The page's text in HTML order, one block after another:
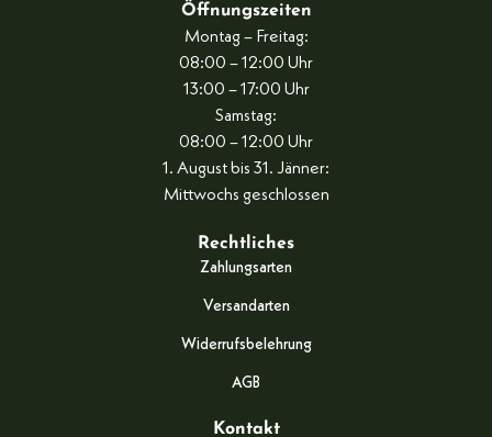
Öffnungszeiten
Montag – Freitag:
08:00 – 12:00 Uhr
13:00 – 17:00 Uhr
Samstag:
08:00 – 12:00 Uhr
1. August bis 31. Jänner:
Mittwochs geschlossen
Rechtliches
Zahlungsarten
Versandarten
Widerrufsbelehrung
AGB
Kontakt